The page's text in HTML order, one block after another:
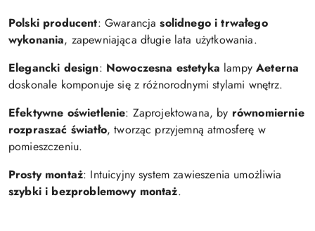
Polski producent: Gwarancjasolidnego i trwałego
wykonania, zapewniająca długie lata użytkowania.
Elegancki design: Nowoczesna estetyka lampyAeterna
doskonale komponuje się z różnorodnymi stylami wnętrz.
Efektywne oświetlenie: Zaprojektowana, by równomiernie
rozpraszać światło, tworząc przyjemną atmosferę w
pomieszczeniu.
Prosty montaż: Intuicyjny system zawieszenia umożliwia
szybki i bezproblemowy montaż.